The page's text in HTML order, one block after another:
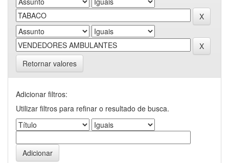
Retornar valores
Adicionar filtros:
Utilizar filtros para refinar o resultado de busca.